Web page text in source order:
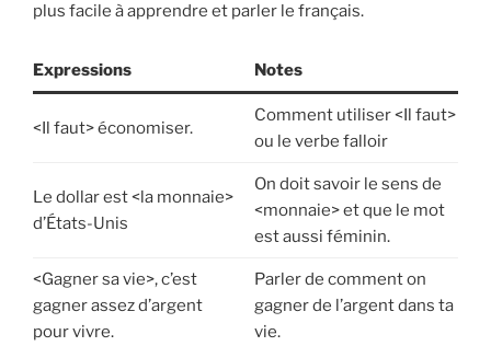
plus facile à apprendre et parler le français.
Expressions Notes
<Il faut> économiser.
Comment utiliser <Il faut>
ou le verbe falloir
Le dollar est <la monnaie>
d’États-Unis
On doit savoir le sens de
<monnaie> et que le mot
est aussi féminin.
<Gagner sa vie>, c’est
gagner assez d’argent
pour vivre.
Parler de comment on
gagner de l’argent dans ta
vie.